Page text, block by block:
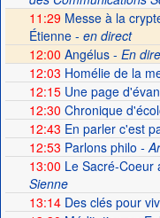
11:29 Messe à la
Étienne - en direct
12:00 Angélus - En
12:03 Homélie de la
12:15Une page
12:30 Chronique
12:43 En parler c'est
12:53 Parlons philo -
13:00 Le Sacré-Coeur
Sienne
13:14Des clés pour